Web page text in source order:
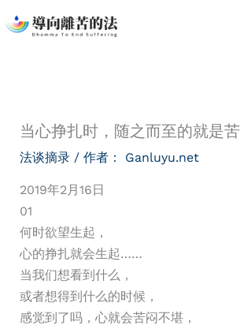
至
当心挣扎时，随之而至的就是苦
法谈摘录/ 作者： Ganluyu.net
2019年2月16日
01
何时欲望生起，
心的挣扎就会生起……
当我们想看到什么，
或者想得到什么的时候，
感觉到了吗，心就会苦闷不堪，